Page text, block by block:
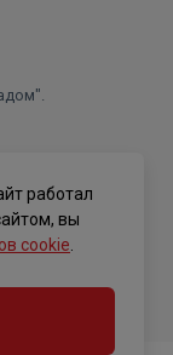
работал
вы
cookie